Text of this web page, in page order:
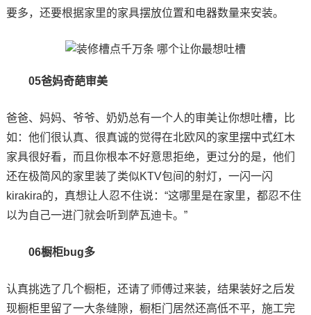
要多，还要根据家里的家具摆放位置和电器数量来安装。
05爸妈奇葩审美
爸爸、妈妈、爷爷、奶奶总有一个人的审美让你想吐槽，比
如：他们很认真、很真诚的觉得在北欧风的家里摆中式红木
家具很好看，而且你根本不好意思拒绝，更过分的是，他们
还在极简风的家里装了类似KTV包间的射灯，一闪一闪
kirakira的，真想让人忍不住说：“这哪里是在家里，都忍不住
以为自己一进门就会听到萨瓦迪卡。”
06橱柜bug多
认真挑选了几个橱柜，还请了师傅过来装，结果装好之后发
现橱柜里留了一大条缝隙，橱柜门居然还高低不平，施工完